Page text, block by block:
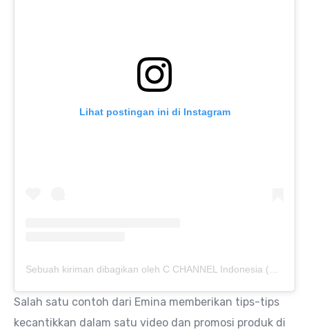
Lihat postingan ini di Instagram
Sebuah kiriman dibagikan oleh C CHANNEL Indonesia (@cchannel_id)
Salah satu contoh dari Emina memberikan tips-tips
kecantikkan dalam satu video dan promosi produk di